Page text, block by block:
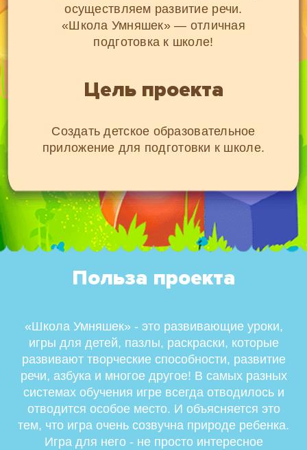
осуществляем развитие речи.
«Школа Умняшек» — отличная
подготовка к школе!
Цель проекта
Создать детское образовательное
приложение для подготовки к школе.
Польза проекта
«Школа Умняшек» - это развивающие уроки,
игры для детей, пазлы, раскраски, которые
развивают творческие способности, развитие
речи, азбука и многое другое! В самых разных
системах обучения игре всегда отводилось и
отводится особое место. И объясняется это
тем, что игра очень созвучна природе ребенка.
Игра для него - не просто интересное